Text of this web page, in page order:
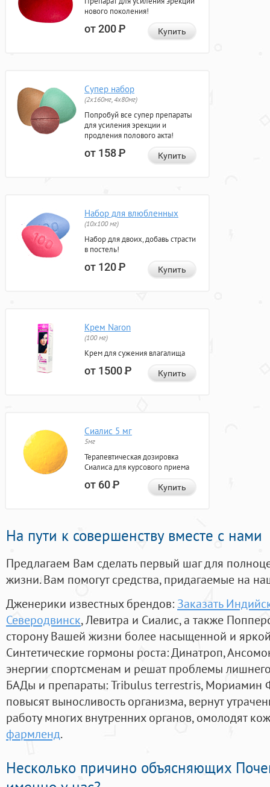
нового поколения!
от 200Р Купить
Супер набор
(2х160мг, 4х80мг)
Попробуй все супер препараты
для усиления эрекции и
продления полового акта!
от 158Р Купить
Набор для влюбленных
(10х100 мг)
Набор для двоих, добавь страсти
в постель!
от 120Р Купить
Крем Naron
(100 мг)
Крем для сужения влагалища
от 1500Р Купить
Сиалис 5 мг
5мг
Терапевтическая дозировка
Сиалиса для курсового приема
от 60Р Купить
На пути к совершенству вместе с нами
Предлагаем Вам сделать первый шаг для
жизни. Вам помогут средства, придагаемые на
Дженерики известных брендов: Заказать
Северодвинск, Левитра и Сиалис, а также
сторону Вашей жизни более насыщенной и
Синтетические гормоны роста: Динатроп,
энергии спортсменам и решат проблемы
БАДы и препараты:Tribulus terrestris, Мориамин
повысят выносливость организма, вернут
работу многих внутренних органов, омолодят
фармленд.
Несколько причино объясняющих